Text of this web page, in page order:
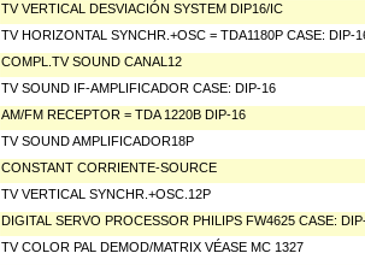
TV VERTICAL DESVIACIÓN SYSTEM DIP16/IC
TV HORIZONTAL SYNCHR.+OSC = TDA1180P CASE: DIP-
COMPL.TV SOUND CANAL12
TV SOUND IF-AMPLIFICADOR CASE: DIP-16
AM/FM RECEPTOR = TDA 1220B DIP-16
TV SOUND AMPLIFICADOR18P
CONSTANT CORRIENTE-SOURCE
TV VERTICAL SYNCHR.+OSC.12P
DIGITAL SERVO PROCESSOR PHILIPS FW4625 CASE:
TV COLOR PAL DEMOD/MATRIX VÉASE MC 1327